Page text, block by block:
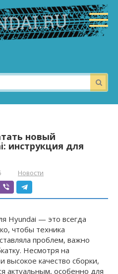
новый
инструкция для
Новости
Hyundai — это всегда
чтобы техника
проблем, важно
Несмотря на
высокое качество сборки,
актуальным, особенно для